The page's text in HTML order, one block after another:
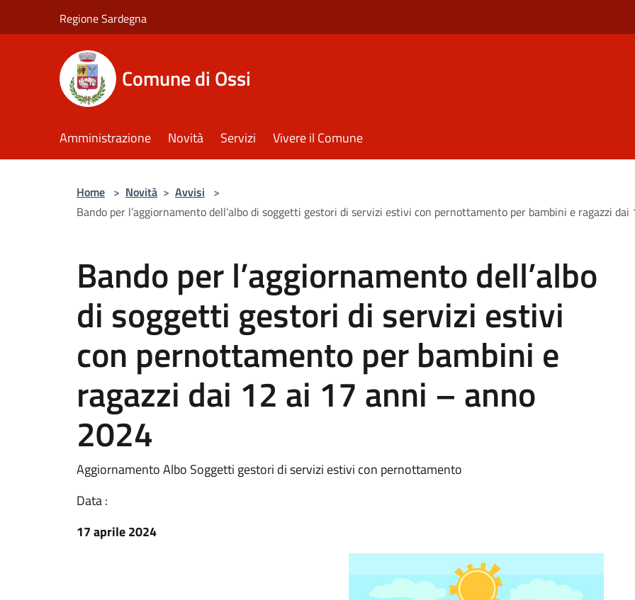
Regione Sardegna
Comune di Ossi
Amministrazione Novità Servizi Vivere il Comune
Home > Novità > Avvisi >
Bando per l’aggiornamento dell’albo di soggetti gestori di servizi estivi con pernottamento per bambini e ragazzi
Bando per l’aggiornamento dell’albo
di soggetti gestori di servizi estivi
con pernottamento per bambini e
ragazzi dai 12 ai 17 anni – anno
2024
Aggiornamento Albo Soggetti gestori di servizi estivi con pernottamento
Data :
17 aprile 2024